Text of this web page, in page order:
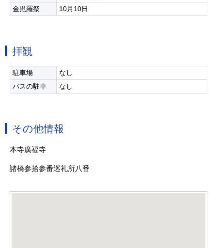
金毘羅祭
10月10日
拝観
駐車場
なし
バスの駐車
なし
その他情報
本寺廣福寺
諸橋参拾参番巡礼所八番